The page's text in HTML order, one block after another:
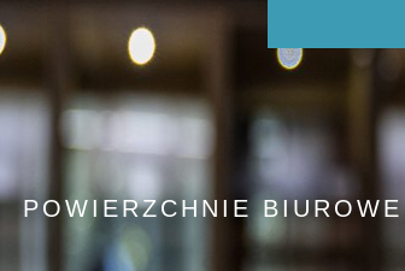
POWIERZCHNIE BIUROWE